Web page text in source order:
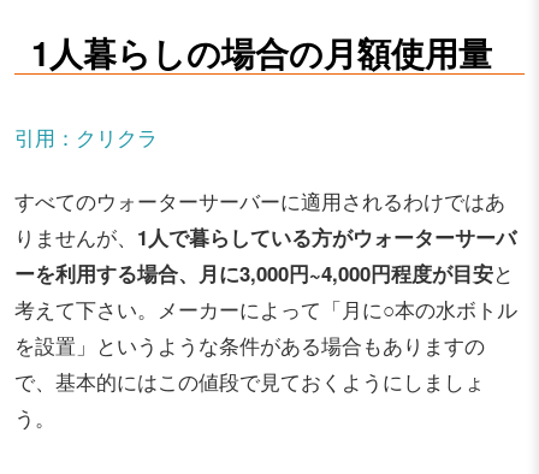
1人暮らしの場合の月額使用量
引用：クリクラ
すべてのウォーターサーバーに適用されるわけではあ
りませんが、 1人で暮らしている方がウォーターサーバ
ーを利用する場合、月に3,000円~4,000円程度が目安と
考えて下さい。メーカーによって「月に○本の水ボトル
を設置」というような条件がある場合もありますの
で、基本的にはこの値段で見ておくようにしましょ
う。